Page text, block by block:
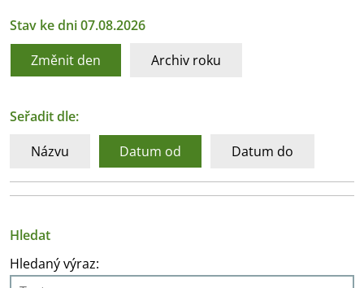
Stav ke dni 07.08.2026
Změnit den
Archiv roku
Seřadit dle:
Názvu
Datum od Datum do
Hledat
Hledaný výraz: